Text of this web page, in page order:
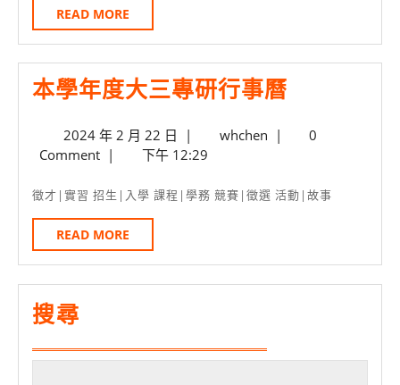
資
管
大
庭
續
假
READ MORE
MORE
本學年度大三專研行事曆
年
大
曆
2024 年 2 月 22 日 2024
年
月
| whchenwhchen
|
0
Comment | 下午 12:29
徵才|實習 招生|入學 課程|學務 競賽|徵選 活動|故事
READ MORE
MORE
搜尋